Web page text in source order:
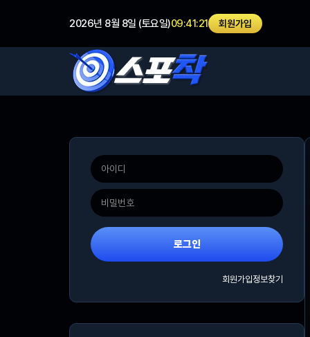
2026년 8월 8일 (토요일)09:41:21 회원가입
로그인
회원가입정보찾기